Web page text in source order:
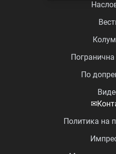
По
✉
Политика на